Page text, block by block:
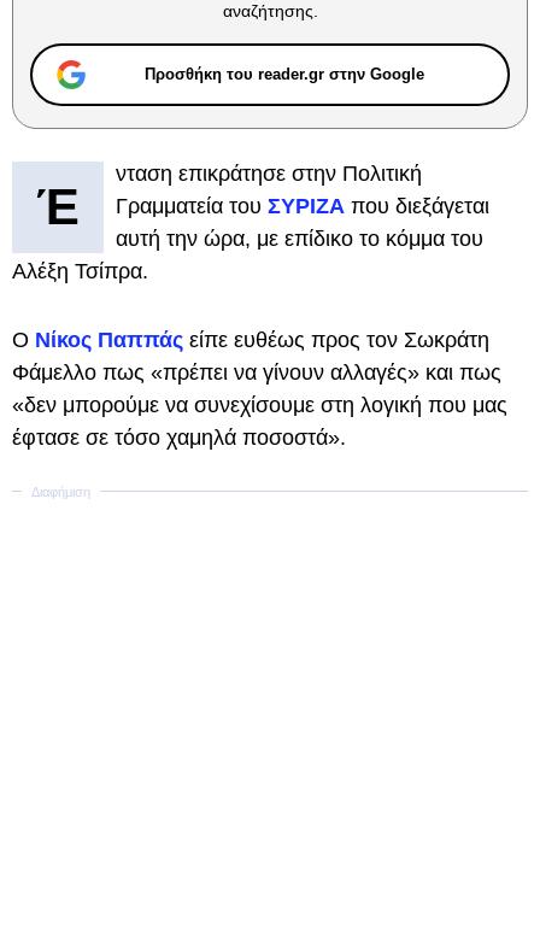
αναζήτησης.
Προσθήκη του reader.gr στην Google
Έ
νταση επικράτησε στην Πολιτική
Γραμματεία του ΣΥΡΙΖΑ που διεξάγεται
αυτή την ώρα, με επίδικο το κόμμα του
Αλέξη Τσίπρα.
Ο Νίκος Παππάς είπε ευθέως προς τον Σωκράτη
Φάμελλο πως «πρέπει να γίνουν αλλαγές» και πως
«δεν μπορούμε να συνεχίσουμε στη λογική που μας
έφτασε σε τόσο χαμηλά ποσοστά».